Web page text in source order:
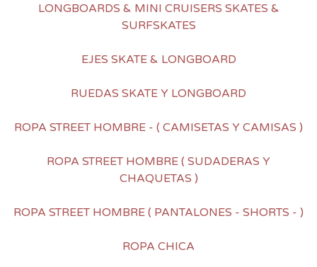
LONGBOARDS & MINI CRUISERS SKATES &
SURFSKATES
EJES SKATE & LONGBOARD
RUEDAS SKATE Y LONGBOARD
ROPA STREET HOMBRE - ( CAMISETAS Y CAMISAS )
ROPA STREET HOMBRE ( SUDADERAS Y
CHAQUETAS )
ROPA STREET HOMBRE ( PANTALONES - SHORTS - )
ROPA CHICA